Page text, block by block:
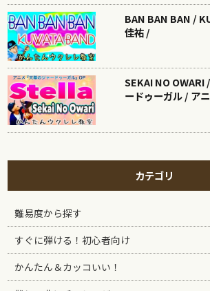
BAN BAN BAN /
佳祐 /
SEKAI NO
ードゥーガル / ア
カテゴリ
難易度から探す
すぐに弾ける！初心者向け
かんたん＆カッコいい！